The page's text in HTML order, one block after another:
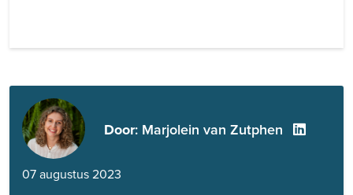
Door: Marjolein van Zutphen
07 augustus 2023